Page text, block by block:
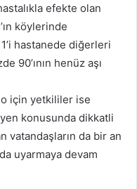
efekte olan
köylerinde
hastanede diğerleri
90’ının henüz aşı
için yetkililer ise
konusunda dikkatli
vatandaşların da bir an
uyarmaya devam